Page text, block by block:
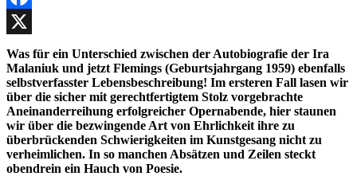
Facebook
X
Was für ein Unterschied zwischen der Autobiografie der Ira
Malaniuk und jetzt Flemings (Geburtsjahrgang 1959) ebenfalls
selbstverfasster Lebensbeschreibung! Im ersteren Fall lasen wir
über die sicher mit gerechtfertigtem Stolz vorgebrachte
Aneinanderreihung erfolgreicher Opernabende, hier staunen
wir über die bezwingende Art von Ehrlichkeit ihre zu
überbrückenden Schwierigkeiten im Kunstgesang nicht zu
verheimlichen. In so manchen Absätzen und Zeilen steckt
obendrein ein Hauch von Poesie.